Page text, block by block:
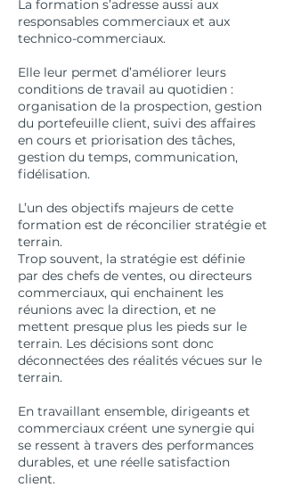
La formation s’adresse aussi aux
responsables commerciaux et aux
technico-commerciaux.
Elle leur permet d’améliorer leurs
conditions de travail au quotidien :
organisation de la prospection, gestion
du portefeuille client, suivi des affaires
en cours et priorisation des tâches,
gestion du temps, communication,
fidélisation.
L’un des objectifs majeurs de cette
formation est de réconcilier stratégie et
terrain.
Trop souvent, la stratégie est définie
par des chefs de ventes, ou directeurs
commerciaux, qui enchainent les
réunions avec la direction, et ne
mettent presque plus les pieds sur le
terrain. Les décisions sont donc
déconnectées des réalités vécues sur le
terrain.
En travaillant ensemble, dirigeants et
commerciaux créent une synergie qui
se ressent à travers des performances
durables, et une réelle satisfaction
client.